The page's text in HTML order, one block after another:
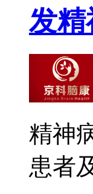
发精
精神
患者